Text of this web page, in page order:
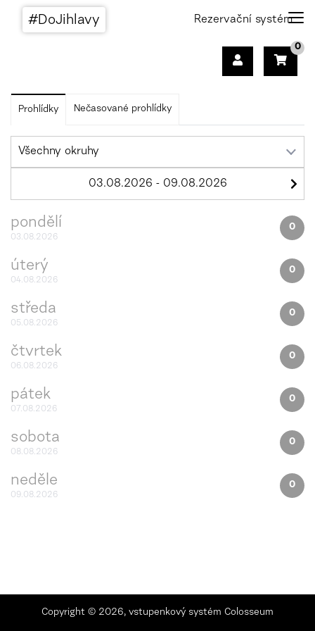
#DoJihlavy Rezervační systém
0
Prohlídky Nečasované prohlídky
pondělí
03.08.2026
0
úterý
04.08.2026
0
středa
05.08.2026
0
čtvrtek
06.08.2026
0
pátek
07.08.2026
0
sobota
08.08.2026
0
neděle
09.08.2026
0
Copyright © 2026, vstupenkový systém Colosseum